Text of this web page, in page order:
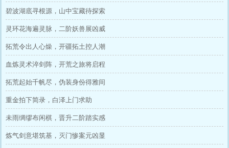
碧波湖底寻根源，山中宝藏待探索
灵环花海遍灵脉，二阶妖兽展凶威
拓荒令出人心燥，开疆拓土控人潮
血炼灵术淬剑阵，开荒之旅将启程
拓荒起始千帆尽，伪装身份得雅间
重金拍下简录，白泽上门求助
未雨绸缪布闲棋，晋升二阶踏实感
炼气剑意堪筑基，灭门惨案元凶显